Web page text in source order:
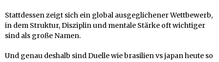
Stattdessen zeigt sich ein global ausgeglichener Wettbewerb,
in dem Struktur, Disziplin und mentale Stärke oft wichtiger
sind als große Namen.
Und genau deshalb sind Duelle wie brasilien vs japan heute so